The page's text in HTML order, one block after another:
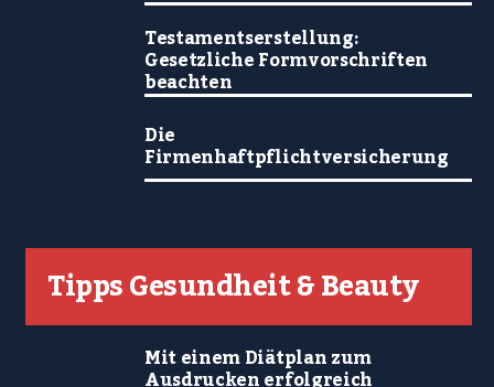
Testamentserstellung:
Gesetzliche Formvorschriften
beachten
Die
Firmenhaftpflichtversicherung
Tipps Gesundheit & Beauty
Mit einem Diätplan zum